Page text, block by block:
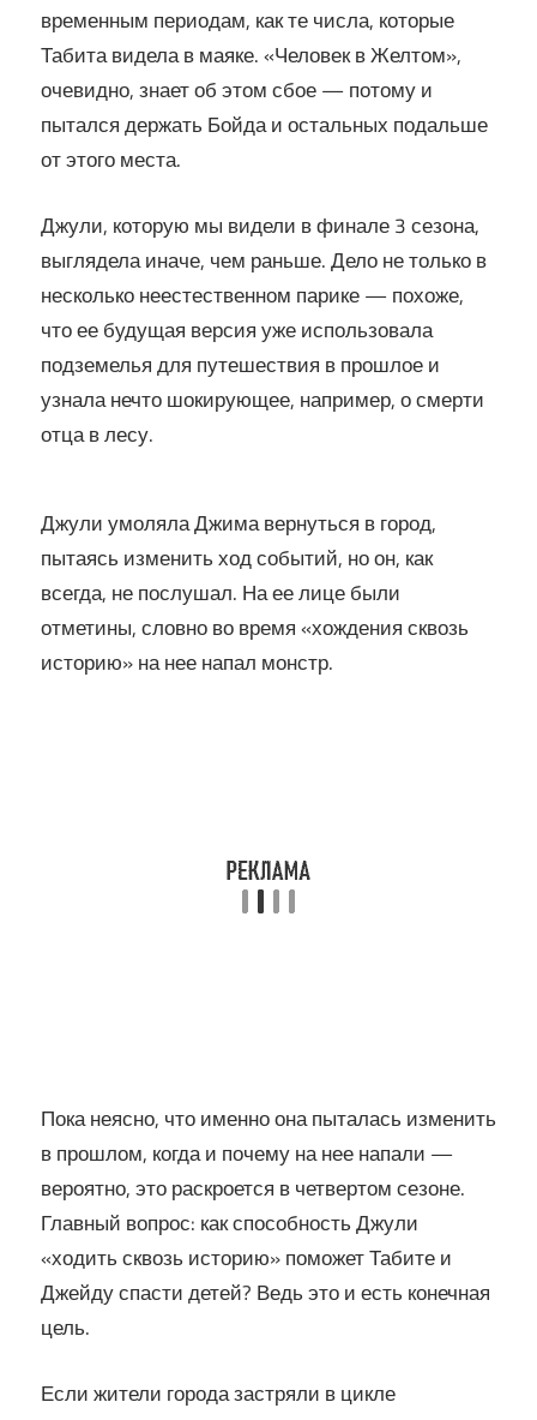
временным периодам, как те числа, которые
Табита видела в маяке. «Человек в Желтом»,
очевидно, знает об этом сбое — потому и
пытался держать Бойда и остальных подальше
от этого места.
Джули, которую мы видели в финале 3 сезона,
выглядела иначе, чем раньше. Дело не только в
несколько неестественном парике — похоже,
что ее будущая версия уже использовала
подземелья для путешествия в прошлое и
узнала нечто шокирующее, например, о смерти
отца в лесу.
Джули умоляла Джима вернуться в город,
пытаясь изменить ход событий, но он, как
всегда, не послушал. На ее лице были
отметины, словно во время «хождения сквозь
историю» на нее напал монстр.
Пока неясно, что именно она пыталась изменить
в прошлом, когда и почему на нее напали —
вероятно, это раскроется в четвертом сезоне.
Главный вопрос: как способность Джули
«ходить сквозь историю» поможет Табите и
Джейду спасти детей? Ведь это и есть конечная
цель.
Если жители города застряли в цикле